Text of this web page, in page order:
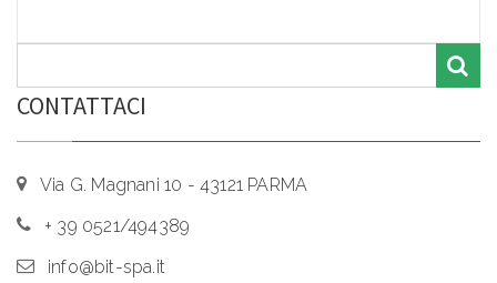
CONTATTACI
Via G. Magnani 10 - 43121 PARMA
+ 39 0521/494389
info@bit-spa.it